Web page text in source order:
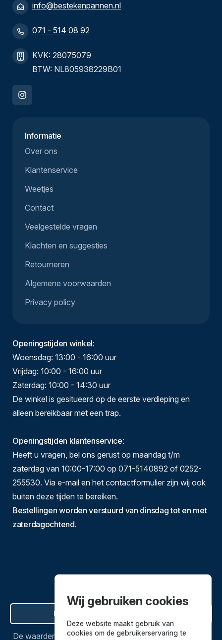
info@bestekenpannen.nl
071 - 514 08 92
KVK: 28075079
BTW: NL805938229B01
Informatie
Over ons
Klantenservice
Weetjes
Contact
Veelgestelde vragen
Klachten en suggesties
Retourneren
Algemene voorwaarden
Privacy policy
Openingstijden winkel:
Woensdag: 13:00 - 16:00 uur
Vrijdag: 10:00 - 16:00 uur
Zaterdag: 10:00 - 14:30 uur
De winkel is gesitueerd op de eerste verdieping en
alleen bereikbaar met een trap.
Openingstijden klantenservice:
Heeft u vragen, bel ons gerust op maandag t/m
zaterdag van 10:00-17:00 op 071-5140892 of 0252-
255530. Via e-mail en het contactformulier zijn wij ook
buiten deze tijden te bereiken.
Bestellingen worden verstuurd van dinsdag tot en met
zaterdagochtend.
Hier de overeenkomst ontbinden
De waardering vanBestekenpannen.nlbijWebwinkel
Wij gebruiken cookies
Deze website maakt gebruik van
cookies om de gebruikerservaring te